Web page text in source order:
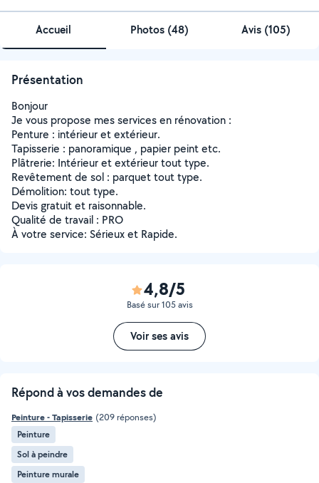
Accueil Photos (48) Avis (105)
Présentation
Bonjour
Je vous propose mes services en rénovation :
Penture : intérieur et extérieur.
Tapisserie : panoramique , papier peint etc.
Plâtrerie: Intérieur et extérieur tout type.
Revêtement de sol : parquet tout type.
Démolition: tout type.
Devis gratuit et raisonnable.
Qualité de travail : PRO
À votre service: Sérieux et Rapide.
4,8/5
Basé sur 105 avis
Voir ses avis
Répond à vos demandes de
Peinture - Tapisserie (209 réponses)
Peinture
Sol à peindre
Peinture murale